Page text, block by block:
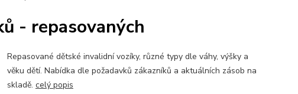
- repasovaných
Repasované dětské invalidní vozíky, různé typy dle váhy, výšky a
věku dětí. Nabídka dle požadavků zákazníků a aktuálních zásob na
skladě. celý popis